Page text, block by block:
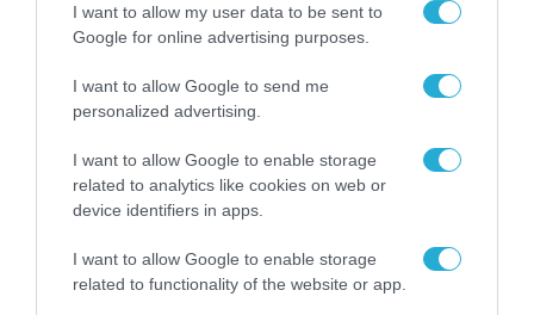
I want to allow my user data to be sent to
Google for online advertising purposes.
I want to allow Google to send me
personalized advertising.
I want to allow Google to enable storage
related to analytics like cookies on web or
device identifiers in apps.
I want to allow Google to enable storage
related to functionality of the website or app.
05.08.2026 | 20:02
αεροπορική πυρηνική της τριάδα και
προκάλεσε διεθνές σοκ – Δείτε βίντεο